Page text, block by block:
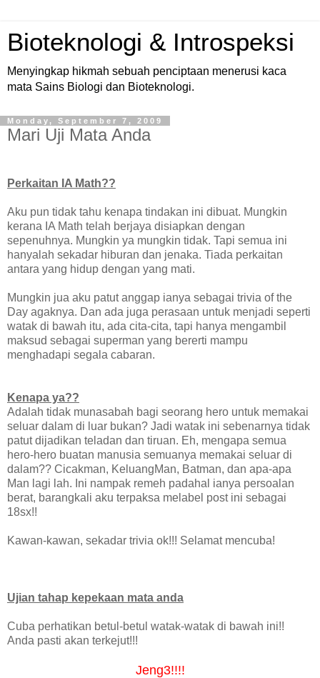
Bioteknologi & Introspeksi
Menyingkap hikmah sebuah penciptaan menerusi kaca
mata Sains Biologi dan Bioteknologi.
Monday, September 7, 2009
Mari Uji Mata Anda
Perkaitan IA Math??
Aku pun tidak tahu kenapa tindakan ini dibuat. Mungkin
kerana IA Math telah berjaya disiapkan dengan
sepenuhnya. Mungkin ya mungkin tidak. Tapi semua ini
hanyalah sekadar hiburan dan jenaka. Tiada perkaitan
antara yang hidup dengan yang mati.
Mungkin jua aku patut anggap ianya sebagai trivia of the
Day agaknya. Dan ada juga perasaan untuk menjadi seperti
watak di bawah itu, ada cita-cita, tapi hanya mengambil
maksud sebagai superman yang bererti mampu
menghadapi segala cabaran.
Kenapa ya??
Adalah tidak munasabah bagi seorang hero untuk memakai
seluar dalam di luar bukan? Jadi watak ini sebenarnya tidak
patut dijadikan teladan dan tiruan. Eh, mengapa semua
hero-hero buatan manusia semuanya memakai seluar di
dalam?? Cicakman, KeluangMan, Batman, dan apa-apa
Man lagi lah. Ini nampak remeh padahal ianya persoalan
berat, barangkali aku terpaksa melabel post ini sebagai
18sx!!
Kawan-kawan, sekadar trivia ok!!! Selamat mencuba!
Ujian tahap kepekaan mata anda
Cuba perhatikan betul-betul watak-watak di bawah ini!!
Anda pasti akan terkejut!!!
Jeng3!!!!